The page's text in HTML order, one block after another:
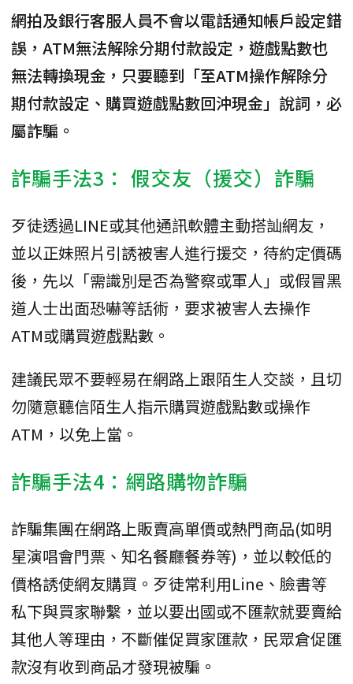
網拍及銀行客服人員不會以電話通知帳戶設定錯
誤，ATM無法解除分期付款設定，遊戲點數也
無法轉換現金，只要聽到「至ATM操作解除分
期付款設定、購買遊戲點數回沖現金」說詞，必
屬詐騙。
詐騙手法3： 假交友（援交）詐騙
歹徒透過LINE或其他通訊軟體主動搭訕網友，
並以正妹照片引誘被害人進行援交，待約定價碼
後，先以「需識別是否為警察或軍人」或假冒黑
道人士出面恐嚇等話術，要求被害人去操作
ATM或購買遊戲點數。
建議民眾不要輕易在網路上跟陌生人交談，且切
勿隨意聽信陌生人指示購買遊戲點數或操作
ATM，以免上當。
詐騙手法4：網路購物詐騙
詐騙集團在網路上販賣高單價或熱門商品(如明
星演唱會門票、知名餐廳餐券等)，並以較低的
價格誘使網友購買。歹徒常利用Line、臉書等
私下與買家聯繫，並以要出國或不匯款就要賣給
其他人等理由，不斷催促買家匯款，民眾倉促匯
款沒有收到商品才發現被騙。